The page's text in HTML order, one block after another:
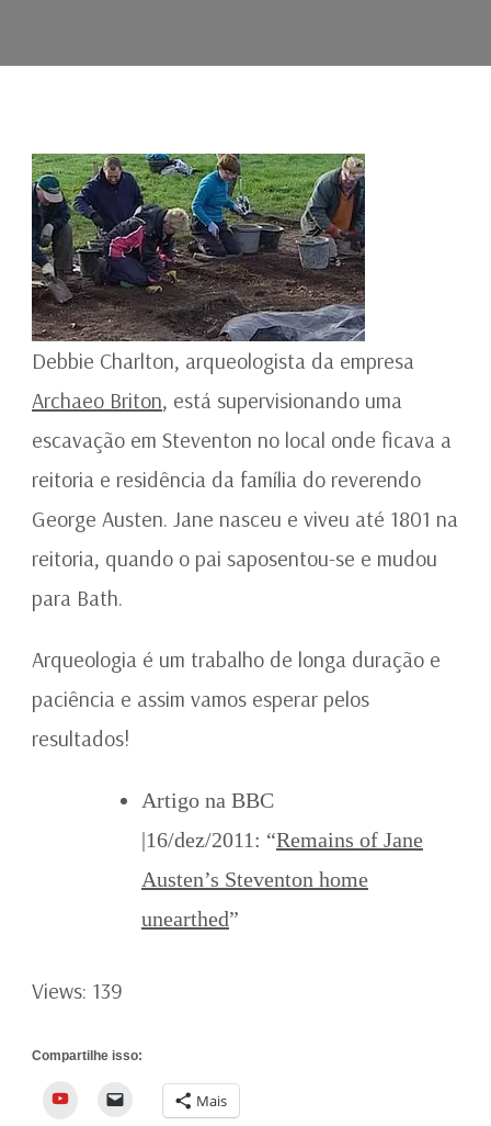
CASA
EM
STEVENTON
Debbie Charlton, arqueologista da empresa
Archaeo Briton, está supervisionando uma
escavação em Steventon no local onde ficava a
reitoria e residência da família do reverendo
George Austen. Jane nasceu e viveu até 1801 na
reitoria, quando o pai saposentou-se e mudou
para Bath.
Arqueologia é um trabalho de longa duração e
paciência e assim vamos esperar pelos
resultados!
Artigo na BBC
|16/dez/2011: “Remains of Jane
Austen’s Steventon home
unearthed”
Views: 139
Compartilhe isso:
YouTube Mais